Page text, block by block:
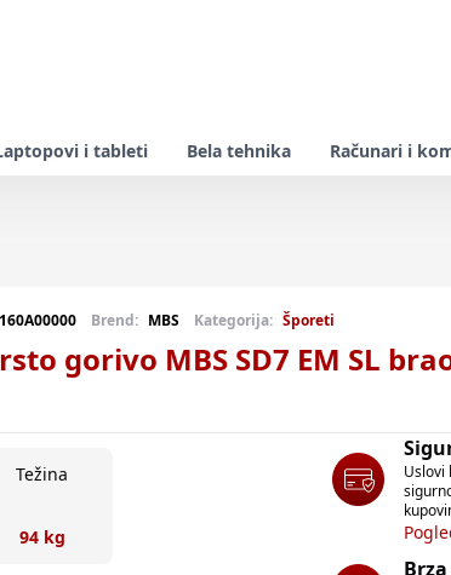
i tableti Bela tehnika Računari i
Brend: MBS Kategorija: Šporeti
gorivo MBS SD7 EM SL
Težina
94 kg
Uslovi